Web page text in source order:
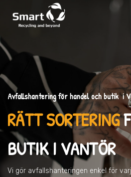
Avfallshantering för handel och butik i
RÄTT SORTERING
BUTIK I VANTÖR
Vi gör avfallshanteringen enkel för